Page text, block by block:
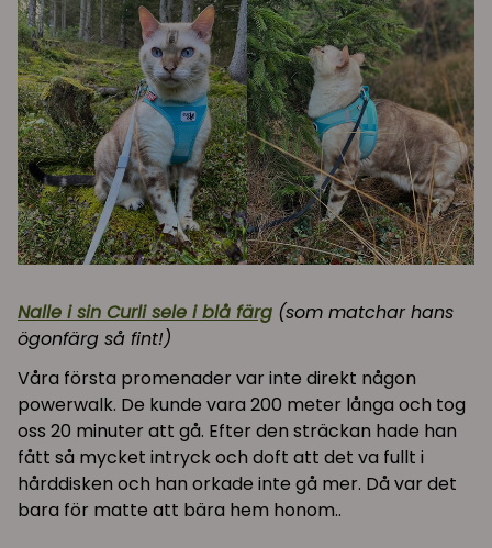
Nalle i sin Curli sele i blå färg (som matchar hans
ögonfärg så fint!)
Våra första promenader var inte direkt någon
powerwalk. De kunde vara 200 meter långa och tog
oss 20 minuter att gå. Efter den sträckan hade han
fått så mycket intryck och doft att det va fullt i
hårddisken och han orkade inte gå mer. Då var det
bara för matte att bära hem honom..